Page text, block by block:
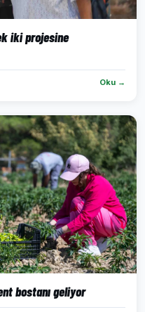
iki projesine
Oku →
bostanı geliyor